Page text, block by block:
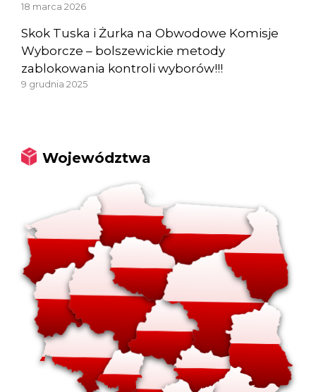
18 marca 2026
Skok Tuska i Żurka na Obwodowe Komisje
Wyborcze – bolszewickie metody
zablokowania kontroli wyborów!!!
9 grudnia 2025
Województwa